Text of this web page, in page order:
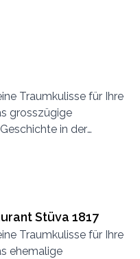
und einer
Engadiner Bergwelt.
unter freiem Himmel.
Margna weitere
Traumkulisse für Ihre
grosszügige
in der
Silser- und
mit
im Hochsommer
mit mächtigen
und Trauungen
Stüva 1817
Traumkulisse für Ihre
ehemalige